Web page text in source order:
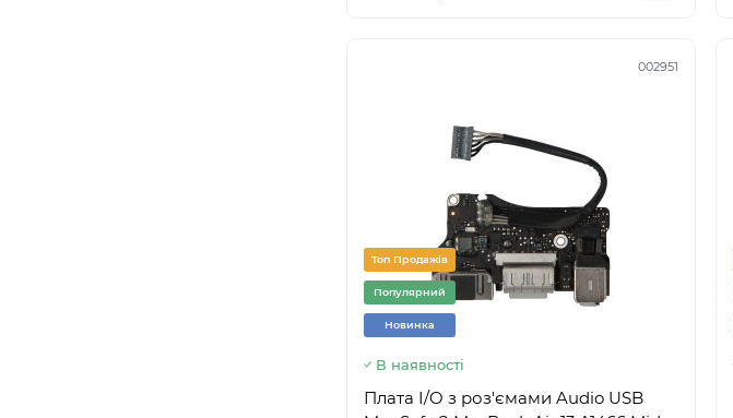
002951
Топ Продажів
Популярний
Новинка
В наявності
Плата I/O з роз'ємами Audio USB